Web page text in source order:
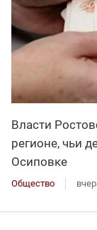
Власти
регионе, чьи
Осиповке
Общество